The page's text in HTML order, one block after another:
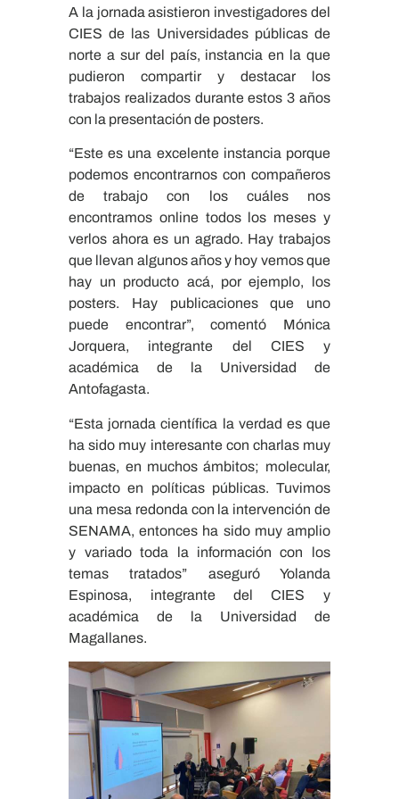
A la jornada asistieron investigadores del
CIES de las Universidades públicas de
norte a sur del país, instancia en la que
pudieron compartir y destacar los
trabajos realizados durante estos 3 años
con la presentación de posters.
“Este es una excelente instancia porque
podemos encontrarnos con compañeros
de trabajo con los cuáles nos
encontramos online todos los meses y
verlos ahora es un agrado. Hay trabajos
que llevan algunos años y hoy vemos que
hay un producto acá, por ejemplo, los
posters. Hay publicaciones que uno
puede encontrar”, comentó Mónica
Jorquera, integrante del CIES y
académica de la Universidad de
Antofagasta.
“Esta jornada científica la verdad es que
ha sido muy interesante con charlas muy
buenas, en muchos ámbitos; molecular,
impacto en políticas públicas. Tuvimos
una mesa redonda con la intervención de
SENAMA, entonces ha sido muy amplio
y variado toda la información con los
temas tratados” aseguró Yolanda
Espinosa, integrante del CIES y
académica de la Universidad de
Magallanes.